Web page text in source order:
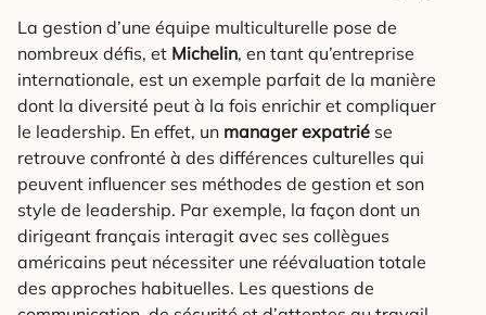
La gestion d’une équipe multiculturelle pose de
nombreux défis, et Michelin, en tant qu’entreprise
internationale, est un exemple parfait de la manière
dont la diversité peut à la fois enrichir et compliquer
le leadership. En effet, un manager expatrié se
retrouve confronté à des différences culturelles qui
peuvent influencer ses méthodes de gestion et son
style de leadership. Par exemple, la façon dont un
dirigeant français interagit avec ses collègues
américains peut nécessiter une réévaluation totale
des approches habituelles. Les questions de